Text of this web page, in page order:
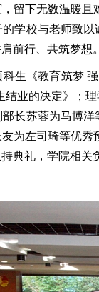
留下无数温暖
学校与老师致
前行、共筑梦想。
生《教育筑梦
结业的决定》；
长苏蓉为马博
为左司琦等优
典礼，学院相关